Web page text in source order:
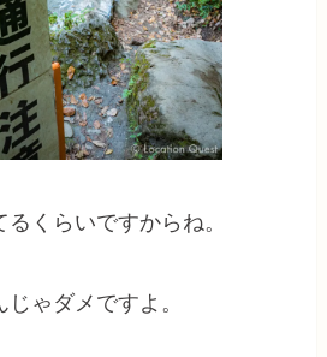
くらいですからね。
ゃダメですよ。